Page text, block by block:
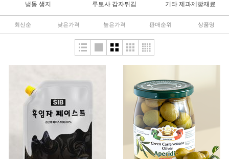
냉동 생지 루토사 감자튀김 기타 제과제빵재료
최신순 낮은가격 높은가격 판매순위 상품명